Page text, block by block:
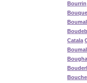
Bourrin
Catala
Boumal